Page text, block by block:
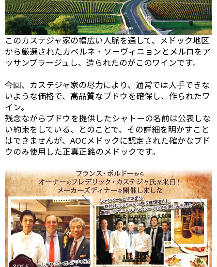
このカステジャ家の幅広い人脈を通して、メドック地区
から厳選されたカベルネ・ソーヴィニョンとメルロをア
ッサンブラージュし、造られたのがこのワインです。
今回、カステジャ家の尽力により、通常では入手できな
いような価格で、高品質なブドウを確保し、作られたワ
イン。
残念ながらブドウを提供したシャトーの名前は公表しな
い約束をしている、とのことで、その詳細を明かすこと
はできませんが、AOCメドックに認定された確かなブド
ウのみ使用した正真正銘のメドックです。